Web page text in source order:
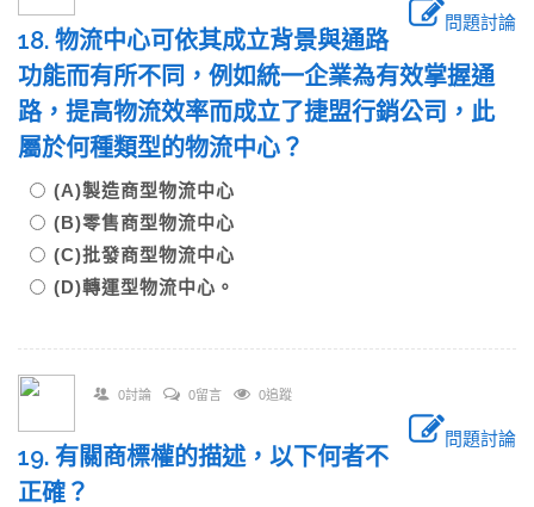
問題討論
18. 物流中心可依其成立背景與通路
功能而有所不同，例如統一企業為有效掌握通
路，提高物流效率而成立了捷盟行銷公司，此
屬於何種類型的物流中心？
(A)製造商型物流中心
(B)零售商型物流中心
(C)批發商型物流中心
(D)轉運型物流中心。
0討論 0留言 0追蹤
問題討論
19. 有關商標權的描述，以下何者不
正確？